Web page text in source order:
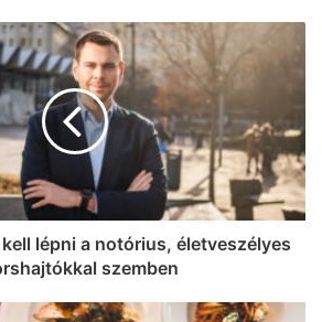
lépni a notórius, életveszélyes
szemben